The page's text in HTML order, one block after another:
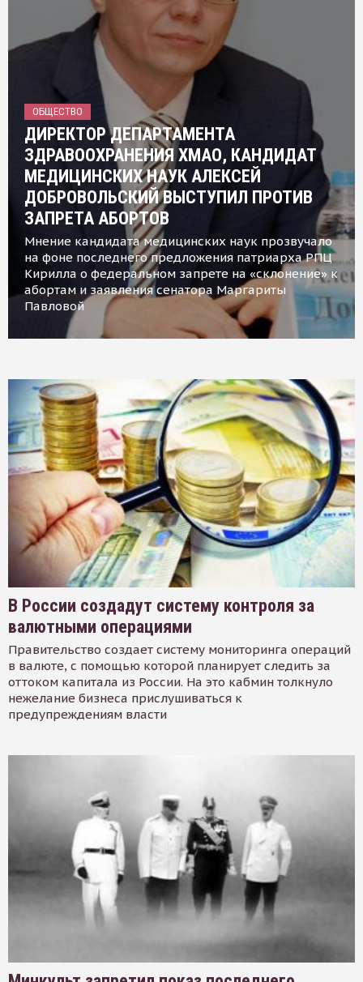
ОБЩЕСТВО
ДИРЕКТОР ДЕПАРТАМЕНТА
ЗДРАВООХРАНЕНИЯ ХМАО, КАНДИДАТ
МЕДИЦИНСКИХ НАУК АЛЕКСЕЙ
ДОБРОВОЛЬСКИЙ ВЫСТУПИЛ ПРОТИВ
ЗАПРЕТА АБОРТОВ
Мнение кандидата медицинских наук прозвучало
на фоне последнего предложения патриарха РПЦ
Кирилла о федеральном запрете на «склонение» к
абортам и заявления сенатора Маргариты
Павловой
В России создадут систему контроля за
валютными операциями
Правительство создает систему мониторинга операций
в валюте, с помощью которой планирует следить за
оттоком капитала из России. На это кабмин толкнуло
нежелание бизнеса прислушиваться к
предупреждениям власти